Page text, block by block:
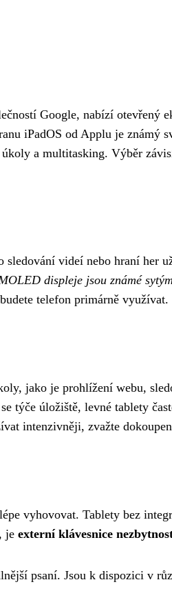
Google, nabízí otevřený
iPadOS od Applu je známý
a multitasking. Výběr
sledování videí nebo hraní her
displeje jsou známé
telefon primárně využívat.
jako je prohlížení webu,
týče úložiště, levné tablety
intenzivněji, zvažte
vyhovovat. Tablety bez
je externí klávesnice
psaní. Jsou k dispozici v